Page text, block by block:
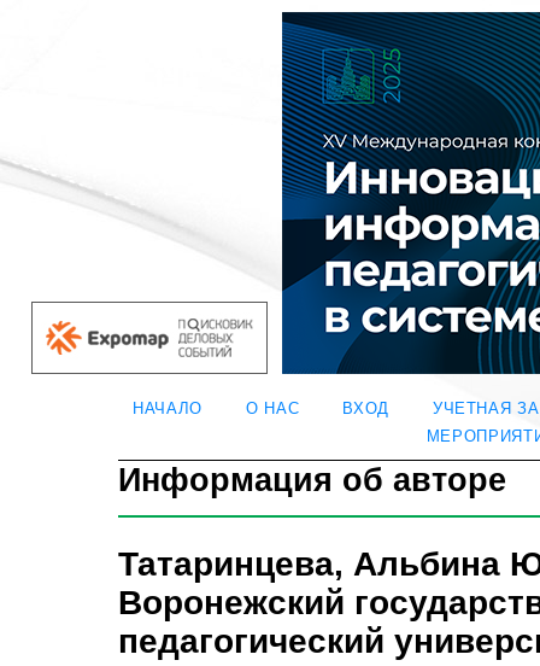
НАЧАЛО О НАС ВХОД
УЧЕТНАЯ
Информация об авторе
Татаринцева, Альбина
Воронежский
педагогический